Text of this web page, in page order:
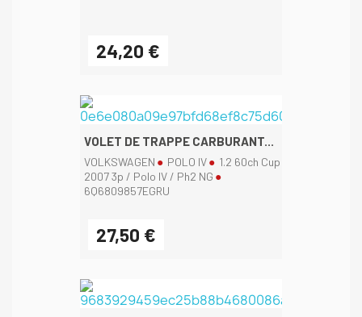
24,20 €
VOLET DE TRAPPE CARBURANT...
VOLKSWAGEN POLO IV
1.2 60ch Cup
2007 3p / Polo IV / Ph2 NG
6Q6809857EGRU
27,50 €